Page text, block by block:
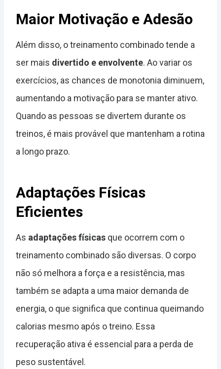
Maior Motivação e Adesão
Além disso, o treinamento combinado tende a
ser mais divertido e envolvente. Ao variar os
exercícios, as chances de monotonia diminuem,
aumentando a motivação para se manter ativo.
Quando as pessoas se divertem durante os
treinos, é mais provável que mantenham a rotina
a longo prazo.
Adaptações Físicas
Eficientes
As adaptações físicas que ocorrem com o
treinamento combinado são diversas. O corpo
não só melhora a força e a resistência, mas
também se adapta a uma maior demanda de
energia, o que significa que continua queimando
calorias mesmo após o treino. Essa
recuperação ativa é essencial para a perda de
peso sustentável.